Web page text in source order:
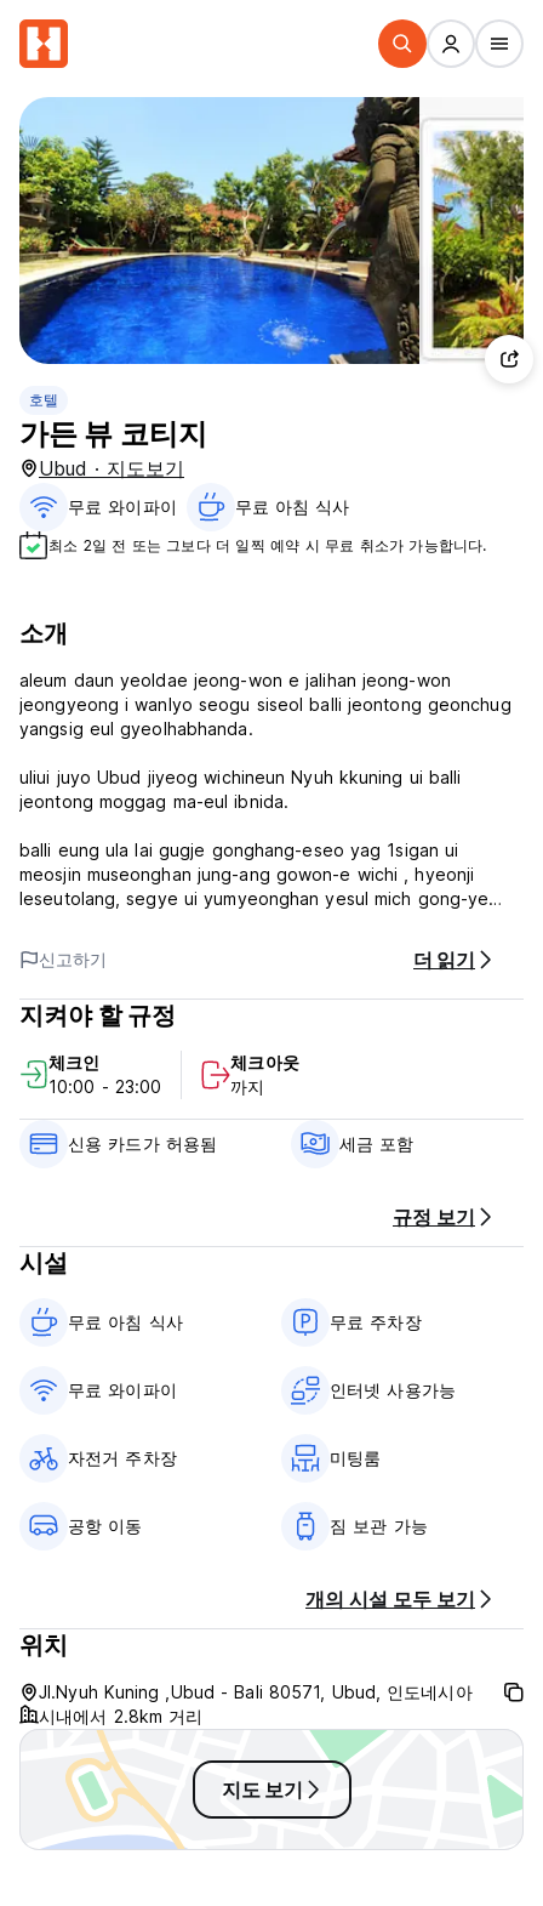
호텔
가든 뷰 코티지
Ubud · 지도보기
무료 와이파이 무료 아침 식사‎
최소 2일 전 또는 그보다 더 일찍 예약 시 무료 취소가 가능합니다.
소개
aleum daun yeoldae jeong-won e jalihan jeong-won
jeongyeong i wanlyo seogu siseol balli jeontong geonchug
yangsig eul gyeolhabhanda.
uliui juyo Ubud jiyeog wichineun Nyuh kkuning ui balli
jeontong moggag ma-eul ibnida.
balli eung ula lai gugje gonghang-eseo yag 1sigan ui
meosjin museonghan jung-ang gowon-e wichi , hyeonji
leseutolang, segye ui yumyeonghan yesul mich gong-ye
maelyeoggwa balli hwandaeui ttatteusham , hoseuteu ssi
naega mandeun yani mich geuui jeongjung han jig-won-eun
gaein majchum seobiseu leul sesimhan jegonghabnida.
balo namjjog Nyuh kkuning gadeun byu kotiji ui
maehogjeog-in ma-eul-e wonsung-i sup seong-yeog e
uihae beopeoling hyeonji ui johwawa pyeonghwaui
cheongug ibnida.
suyeongjang-ui jib eulo yelihage non-eul , banjjag-i
eul mol-ib hal su-issneun wanbyeoghan seoljeong-ibnida.
balli jeontong , munhwa , sigmul gungwa dongmul gun i
pungbuhada . meosjin chugjewa dachaeloun haengsa
신고하기 더 읽기
지켜야 할 규정
체크인
10:00 - 23:00
체크아웃
까지
신용 카드가 허용됨 세금 포함
규정 보기
시설
무료 아침 식사‎ 무료 주차장
무료 와이파이 인터넷 사용가능
자전거 주차장 미팅룸
공항 이동 짐 보관 가능
개의 시설 모두 보기
위치
Jl.Nyuh Kuning ,Ubud - Bali 80571, Ubud, 인도네시아
시내에서 2.8km 거리
지도 보기